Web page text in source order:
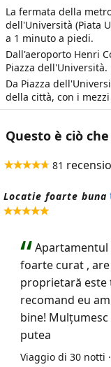
La fermata della
dell'Università (Piata
a 1 minuto a piedi.
Dall'aeroporto Henri
Piazza dell'Università.
Da Piazza
della città, con i
Questo è ciò
81
Locatie foarte buna
Apartamentul
foarte curat ,
proprietară este
recomand eu
bine!
putea
Viaggio di 30 notti